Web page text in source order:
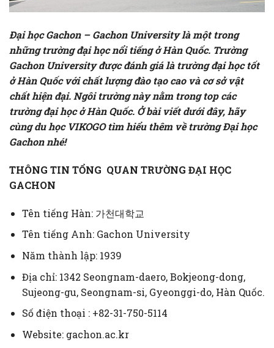
Đại học Gachon – Gachon University là một trong
những trường đại học nổi tiếng ở Hàn Quốc. Trường
Gachon University được đánh giá là trường đại học tốt
ở Hàn Quốc với chất lượng đào tạo cao và cơ sở vật
chất hiện đại. Ngôi trường này nằm trong top các
trường đại học ở Hàn Quốc. Ở bài viết dưới đây, hãy
cùng du học VIKOGO tìm hiểu thêm về trường Đại học
Gachon nhé!
THÔNG TIN TỔNG QUAN TRƯỜNG ĐẠI HỌC
GACHON
Tên tiếng Hàn: 가천대학교
Tên tiếng Anh: Gachon University
Năm thành lập: 1939
Địa chỉ: 1342 Seongnam-daero, Bokjeong-dong,
Sujeong-gu, Seongnam-si, Gyeonggi-do, Hàn Quốc.
Số điện thoại : +82-31-750-5114
Website: gachon.ac.kr